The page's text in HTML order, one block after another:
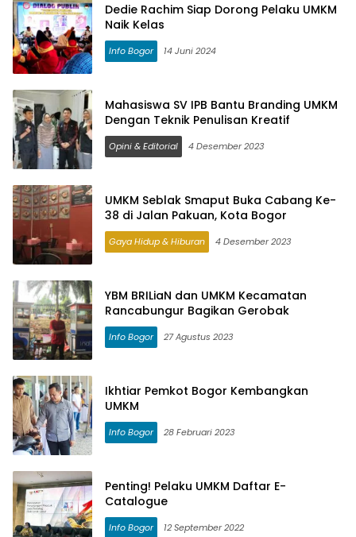
Dedie Rachim Siap Dorong Pelaku UMKM
Naik Kelas
Info Bogor 14 Juni 2024
Mahasiswa SV IPB Bantu Branding UMKM
Dengan Teknik Penulisan Kreatif
Opini & Editorial 4 Desember 2023
UMKM Seblak Smaput Buka Cabang Ke-
38 di Jalan Pakuan, Kota Bogor
Gaya Hidup & Hiburan 4 Desember 2023
YBM BRILiaN dan UMKM Kecamatan
Rancabungur Bagikan Gerobak
Info Bogor 27 Agustus 2023
Ikhtiar Pemkot Bogor Kembangkan
UMKM
Info Bogor 28 Februari 2023
Penting! Pelaku UMKM Daftar E-
Catalogue
Info Bogor 12 September 2022